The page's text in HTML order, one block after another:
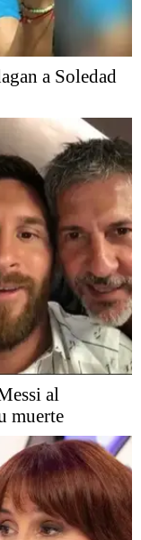
a Soledad
al
muerte